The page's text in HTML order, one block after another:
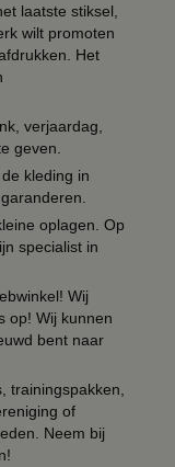
laatste stiksel,
wilt promoten
Het
verjaardag,
geven.
kleding in
oplagen. Op
specialist in
Wij
op! Wij kunnen
bent naar
trainingspakken,
of
Neem bij